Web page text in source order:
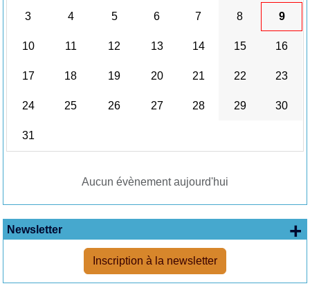
3 4 5 6 7 8 9
10 11 12 13 14 15 16
17 18 19 20 21 22 23
24 25 26 27 28 29 30
31
Aucun évènement aujourd'hui
Newsletter
Inscription à la newsletter
+